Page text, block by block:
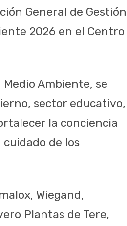
General de Gestión
2026 en el Centro
Ambiente, se
sector educativo,
la conciencia
de los
Wiegand,
Plantas de Tere,